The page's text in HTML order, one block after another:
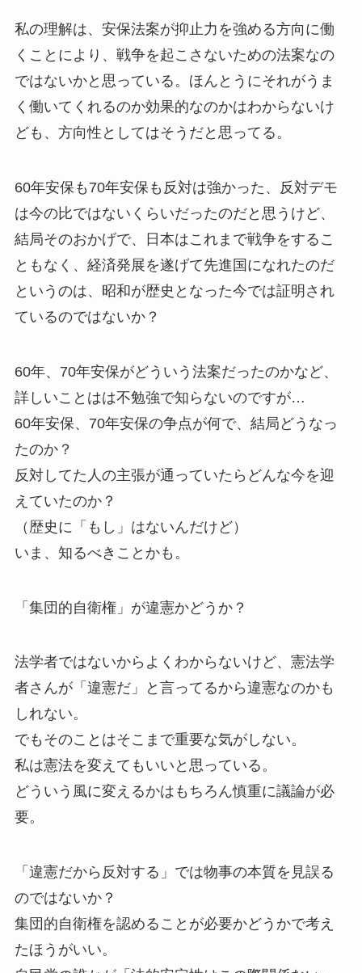
私の理解は、安保法案が抑止力を強める方向に働
くことにより、戦争を起こさないための法案なの
ではないかと思っている。ほんとうにそれがうま
く働いてくれるのか効果的なのかはわからないけ
ども、方向性としてはそうだと思ってる。
60年安保も70年安保も反対は強かった、反対デモ
は今の比ではないくらいだったのだと思うけど、
結局そのおかげで、日本はこれまで戦争をするこ
ともなく、経済発展を遂げて先進国になれたのだ
というのは、昭和が歴史となった今では証明され
ているのではないか？
60年、70年安保がどういう法案だったのかなど、
詳しいことはは不勉強で知らないのですが…
60年安保、70年安保の争点が何で、結局どうなっ
たのか？
反対してた人の主張が通っていたらどんな今を迎
えていたのか？
（歴史に「もし」はないんだけど）
いま、知るべきことかも。
「集団的自衛権」が違憲かどうか？
法学者ではないからよくわからないけど、憲法学
者さんが「違憲だ」と言ってるから違憲なのかも
しれない。
でもそのことはそこまで重要な気がしない。
私は憲法を変えてもいいと思っている。
どういう風に変えるかはもちろん慎重に議論が必
要。
「違憲だから反対する」では物事の本質を見誤る
のではないか？
集団的自衛権を認めることが必要かどうかで考え
たほうがいい。